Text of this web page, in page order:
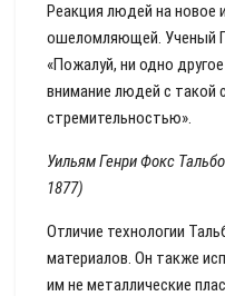
Реакция людей на новое
ошеломляющей. Ученый
«Пожалуй, ни одно
внимание людей с такой
стремительностью».
Уильям Генри Фокс
1877)
Отличие технологии
материалов. Он также
им не металлические